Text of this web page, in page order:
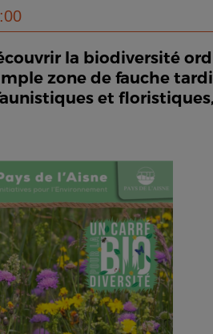
la biodiversité
zone de fauche
et